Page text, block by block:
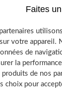
du luffa
incertaines
Faites
votre appareil.
de
la
de nos
choix pour